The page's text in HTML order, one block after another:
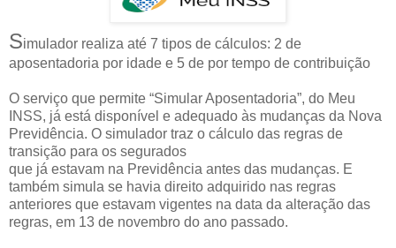
Simulador realiza até 7 tipos de cálculos: 2 de
aposentadoria por idade e 5 de por tempo de contribuição
O serviço que permite “Simular Aposentadoria”, do Meu
INSS, já está disponível e adequado às mudanças da Nova
Previdência. O simulador traz o cálculo das regras de
transição para os segurados
que já estavam na Previdência antes das mudanças. E
também simula se havia direito adquirido nas regras
anteriores que estavam vigentes na data da alteração das
regras, em 13 de novembro do ano passado.